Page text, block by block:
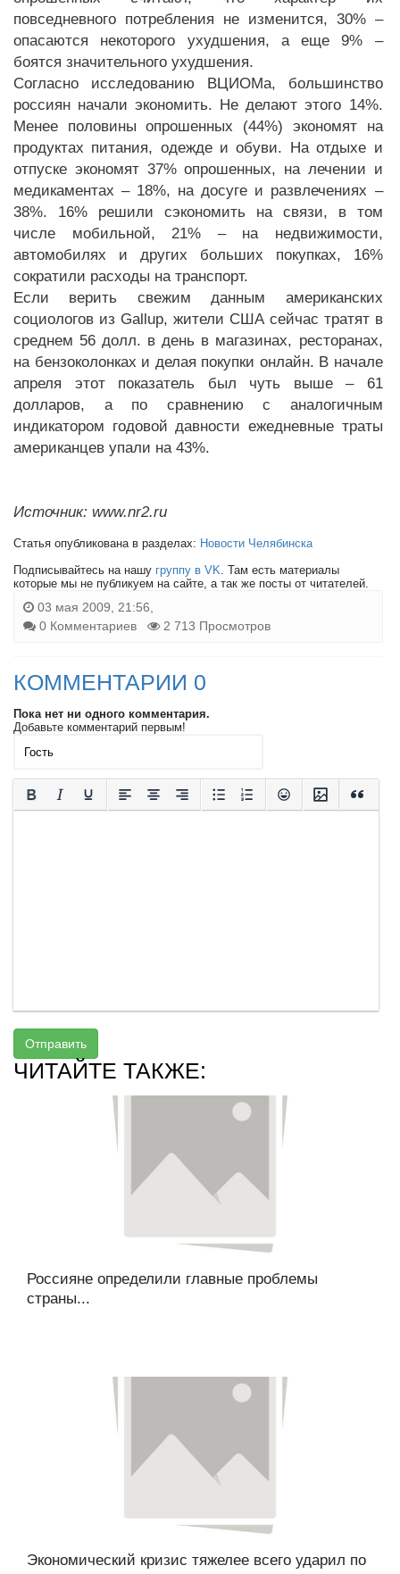
повседневного потребления не изменится, 30% –
опасаются некоторого ухудшения, а еще 9% –
боятся значительного ухудшения.
Согласно исследованию ВЦИОМа, большинство
россиян начали экономить. Не делают этого 14%.
Менее половины опрошенных (44%) экономят на
продуктах питания, одежде и обуви. На отдыхе и
отпуске экономят 37% опрошенных, на лечении и
медикаментах – 18%, на досуге и развлечениях –
38%. 16% решили сэкономить на связи, в том
числе мобильной, 21% – на недвижимости,
автомобилях и других больших покупках, 16%
сократили расходы на транспорт.
Если верить свежим данным американских
социологов из Gallup, жители США сейчас тратят в
среднем 56 долл. в день в магазинах, ресторанах,
на бензоколонках и делая покупки онлайн. В начале
апреля этот показатель был чуть выше – 61
долларов, а по сравнению с аналогичным
индикатором годовой давности ежедневные траты
американцев упали на 43%.
Источник: www.nr2.ru
Статья опубликована в разделах: Новости Челябинска
Подписывайтесь на нашу группу в VK. Там есть материалы
которые мы не публикуем на сайте, а так же посты от читателей.
03 мая 2009, 21:56,
0 Комментариев
2 713 Просмотров
КОММЕНТАРИИ 0
Пока нет ни одного комментария.
Добавьте комментарий первым!
Отправить
ЧИТАЙТЕ ТАКЖЕ:
Россияне определили главные проблемы
страны...
Экономический кризис тяжелее всего ударил по